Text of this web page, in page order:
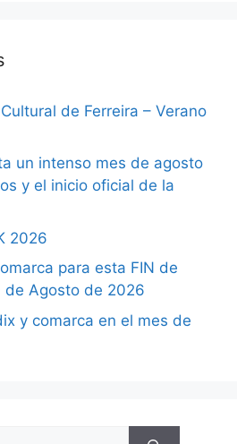
de Ferreira – Verano
un intenso mes de agosto
y el inicio oficial de la
2026
para esta FIN de
de Agosto de 2026
y comarca en el mes de